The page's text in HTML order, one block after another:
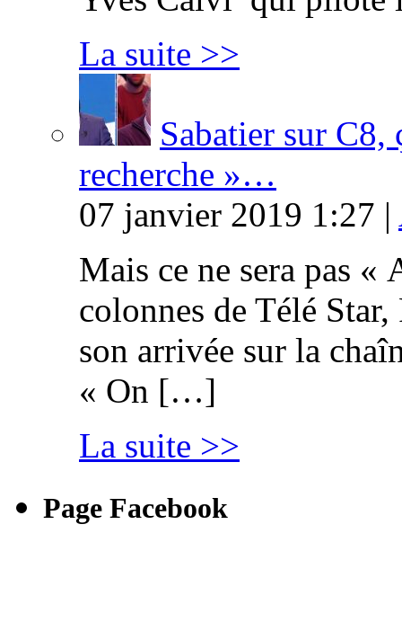
La suite >>
Sabatier sur C8,
recherche »…
07 janvier 2019 1:27 |
Mais ce ne sera pas «
colonnes de Télé
son arrivée sur la
« On […]
La suite >>
Page Facebook